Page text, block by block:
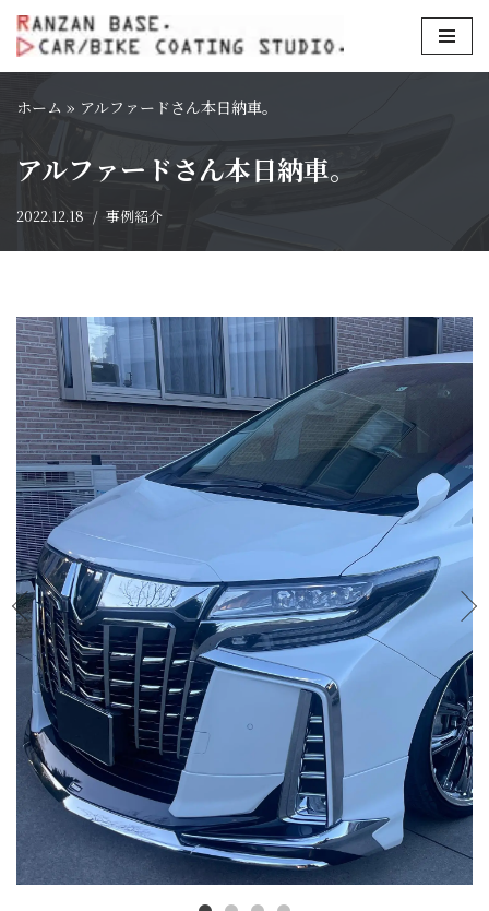
コ
テ
ツ
ス
キ
ホーム » アルファードさん本日納車。
アルファードさん本日納車。
2022.12.18 事例紹介